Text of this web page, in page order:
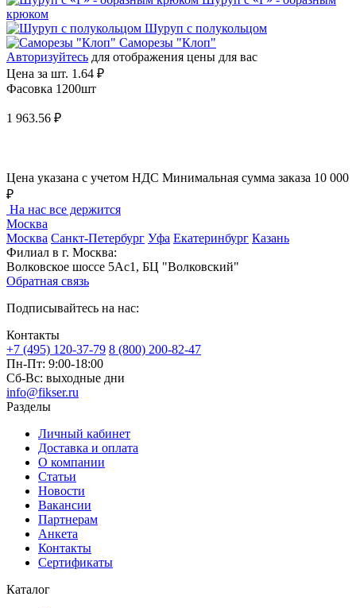
крюком
Шуруп с полукольцом
Саморезы "Клоп"
Авторизуйтесь для отображения цены для вас
Цена за шт. 1.64 ₽
Фасовка 1200шт
1 963.56 ₽
Цена указана с учетом НДС Минимальная сумма заказа 10 000
₽
На нас все держится
Москва
Москва Санкт-Петербург Уфа Екатеринбург Казань
Филиал в г. Москва:
Волковское шоссе 5Ас1, БЦ "Волковский"
Обратная связь
Подписывайтесь на нас:
Контакты
+7 (495) 120-37-79 8 (800) 200-82-47
Пн-Пт: 9:00-18:00
Сб-Вс: выходные дни
info@fikser.ru
Разделы
Личный кабинет
Доставка и оплата
О компании
Статьи
Новости
Вакансии
Партнерам
Анкета
Контакты
Сертификаты
Каталог